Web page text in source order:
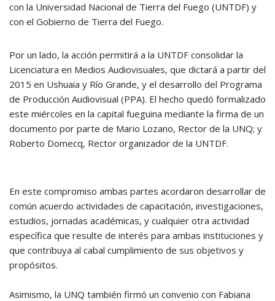
con la Universidad Nacional de Tierra del Fuego (UNTDF) y
con el Gobierno de Tierra del Fuego.
Por un lado, la acción permitirá a la UNTDF consolidar la
Licenciatura en Medios Audiovisuales, que dictará a partir del
2015 en Ushuaia y Río Grande, y el desarrollo del Programa
de Producción Audiovisual (PPA). El hecho quedó formalizado
este miércoles en la capital fueguina mediante la firma de un
documento por parte de Mario Lozano, Rector de la UNQ; y
Roberto Domecq, Rector organizador de la UNTDF.
En este compromiso ambas partes acordaron desarrollar de
común acuerdo actividades de capacitación, investigaciones,
estudios, jornadas académicas, y cualquier otra actividad
específica que resulte de interés para ambas instituciones y
que contribuya al cabal cumplimiento de sus objetivos y
propósitos.
Asimismo, la UNQ también firmó un convenio con Fabiana